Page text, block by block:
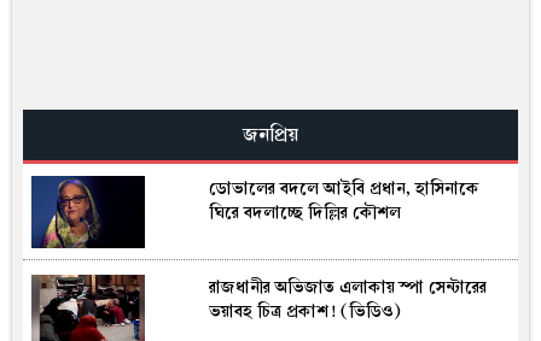
করলেন প্রধানমন্ত্রী
পলককে ইন্টারনেট একটু স্লো করে দিতে
বলেছিলেন ওবায়দুল কাদের (ভিডিও)
খাওয়ার পর টয়লেটের তাড়া, স্বাভাবিক নাকি
উদ্বেগের কারণ?
জনপ্রিয়
ডোভালের বদলে আইবি প্রধান, হাসিনাকে
ঘিরে বদলাচ্ছে দিল্লির কৌশল
রাজধানীর অভিজাত এলাকায় স্পা সেন্টারের
ভয়াবহ চিত্র প্রকাশ! (ভিডিও)